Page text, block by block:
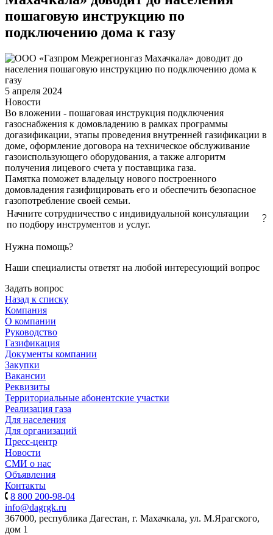
пошаговую инструкцию по
подключению дома к газу
5 апреля 2024
Новости
Во вложении - пошаговая инструкция подключения
газоснабжения к домовладению в рамках программы
догазификации, этапы проведения внутренней газификации в
доме, оформление договора на техническое обслуживание
газоиспользующего оборудования, а также алгоритм
получения лицевого счета у поставщика газа.
Памятка поможет владельцу нового построенного
домовладения газифицировать его и обеспечить безопасное
газопотребление своей семьи.
Начните сотрудничество с индивидуальной консультации
по подбору инструментов и услуг.
Нужна помощь?
Наши специалисты ответят на любой интересующий вопрос
Задать вопрос
Назад к списку
Компания
О компании
Руководство
Газификация
Документы компании
Закупки
Вакансии
Реквизиты
Территориальные абонентские участки
Реализация газа
Для населения
Для организаций
Пресс-центр
Новости
СМИ о нас
Объявления
Контакты
8 800 200-98-04
info@dagrgk.ru
367000, республика Дагестан, г. Махачкала, ул. М.Ярагского,
дом 1